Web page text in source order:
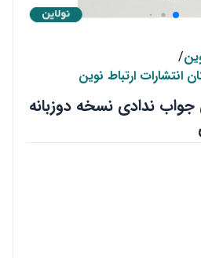
/
انتشارات ارتباط نوین
ندادی نسخه دوزبانه